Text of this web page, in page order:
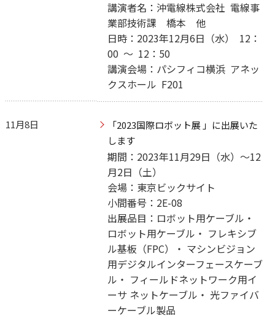
講演者名：沖電線株式会社 電線事
業部技術課 橋本 他
日時：2023年12月6日（水） 12：
00 ～ 12：50
講演会場：パシフィコ横浜 アネッ
クスホール F201
11月8日
「2023国際ロボット展 」に出展いた
します
期間：2023年11月29日（水）～12
月2日（土）
会場：東京ビックサイト
小間番号：2E-08
出展品目：ロボット用ケーブル・
ロボット用ケーブル・ フレキシブ
ル基板（FPC）・ マシンビジョン
用デジタルインターフェースケーブ
ル・ フィールドネットワーク用イ
ーサ ネットケーブル・ 光ファイバ
ーケーブル製品